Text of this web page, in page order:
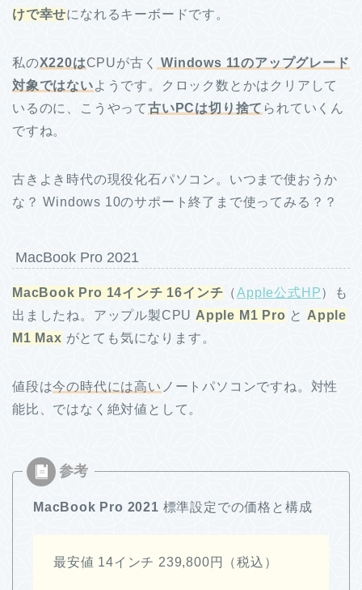
けで幸せになれるキーボードです。
私のX220はCPUが古く
Windows 11のアップグレード
対象ではないようです。クロック数とかはクリアして
いるのに、こうやって古いPCは切り捨て られていくん
ですね。
古きよき時代の現役化石パソコン。いつまで使おうか
な？ Windows 10のサポート終了まで使ってみる？？
MacBook Pro 2021
MacBook Pro 14インチ 16インチ （Apple公式HP）も
出ましたね。アップル製CPU Apple M1 Pro と Apple
M1 Max がとても気になります。
値段は今の時代には高い ノートパソコンですね。対性
能比、ではなく絶対値として。
MacBook Pro 2021 標準設定での価格と構成
最安値 14インチ 239,800円（税込）